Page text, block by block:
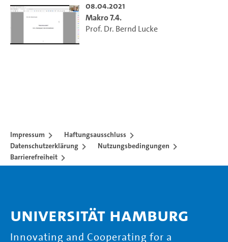
08.04.2021
Makro 7.4.
Prof. Dr. Bernd Lucke
Impressum
Haftungsausschluss
Datenschutzerklärung
Nutzungsbedingungen
Barrierefreiheit
Universität Hamburg
Innovating and Cooperating for a